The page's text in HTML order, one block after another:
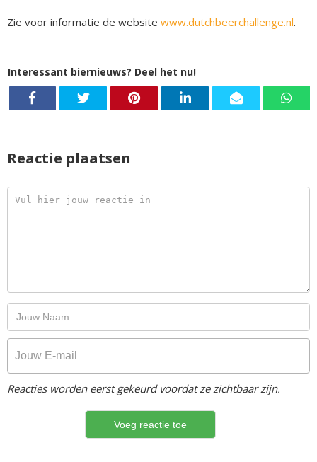
Zie voor informatie de website www.dutchbeerchallenge.nl.
Interessant biernieuws? Deel het nu!
Reactie plaatsen
Reacties worden eerst gekeurd voordat ze zichtbaar zijn.